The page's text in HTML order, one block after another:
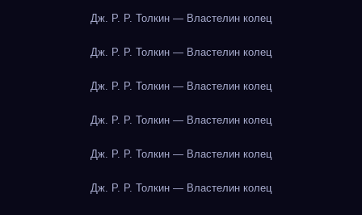
Дж. Р. Р. Толкин — Властелин колец
Дж. Р. Р. Толкин — Властелин колец
Дж. Р. Р. Толкин — Властелин колец
Дж. Р. Р. Толкин — Властелин колец
Дж. Р. Р. Толкин — Властелин колец
Дж. Р. Р. Толкин — Властелин колец